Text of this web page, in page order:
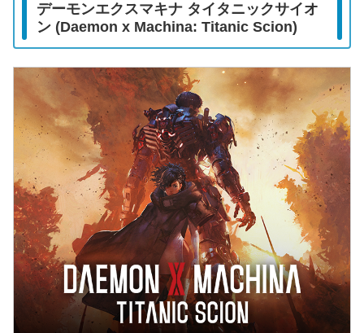
デーモンエクスマキナ タイタニックサイオ
ン (Daemon x Machina: Titanic Scion)